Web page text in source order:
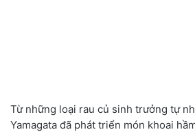
Từ những loại rau củ sinh trưởng tự
Yamagata đã phát triển món khoai